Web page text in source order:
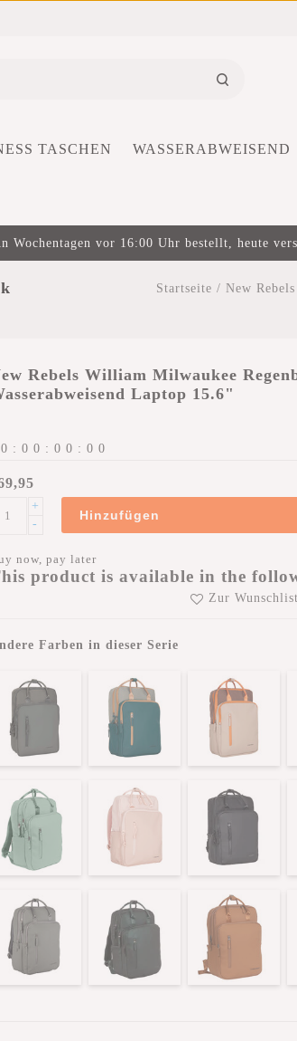
TASCHEN WASSERABWEISEND
Wochentagen vor 16:00 Uhr bestellt, heute
Startseite / New
Rebels William Milwaukee
Laptop 15.6"
0 : 0 0 : 0 0 : 0 0
+
-
Hinzufügen
now, pay later
product is available in the
Zur
Farben in dieser Serie